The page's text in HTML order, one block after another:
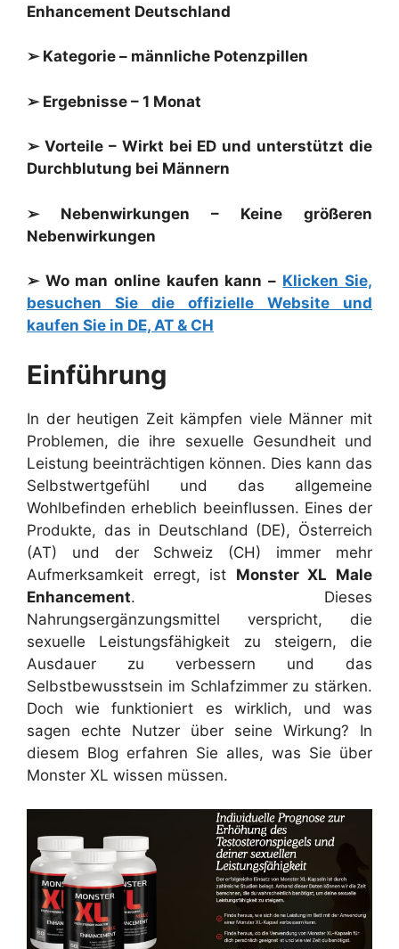
Enhancement Deutschland
➢ Kategorie – männliche Potenzpillen
➢ Ergebnisse – 1 Monat
➢ Vorteile – Wirkt bei ED und unterstützt die
Durchblutung bei Männern
➢ Nebenwirkungen – Keine größeren
Nebenwirkungen
➢ Wo man online kaufen kann – Klicken Sie,
besuchen Sie die offizielle Website und
kaufen Sie in DE, AT & CH
Einführung
In der heutigen Zeit kämpfen viele Männer mit
Problemen, die ihre sexuelle Gesundheit und
Leistung beeinträchtigen können. Dies kann das
Selbstwertgefühl und das allgemeine
Wohlbefinden erheblich beeinflussen. Eines der
Produkte, das in Deutschland (DE), Österreich
(AT) und der Schweiz (CH) immer mehr
Aufmerksamkeit erregt, ist Monster XL Male
Enhancement. Dieses
Nahrungsergänzungsmittel verspricht, die
sexuelle Leistungsfähigkeit zu steigern, die
Ausdauer zu verbessern und das
Selbstbewusstsein im Schlafzimmer zu stärken.
Doch wie funktioniert es wirklich, und was
sagen echte Nutzer über seine Wirkung? In
diesem Blog erfahren Sie alles, was Sie über
Monster XL wissen müssen.